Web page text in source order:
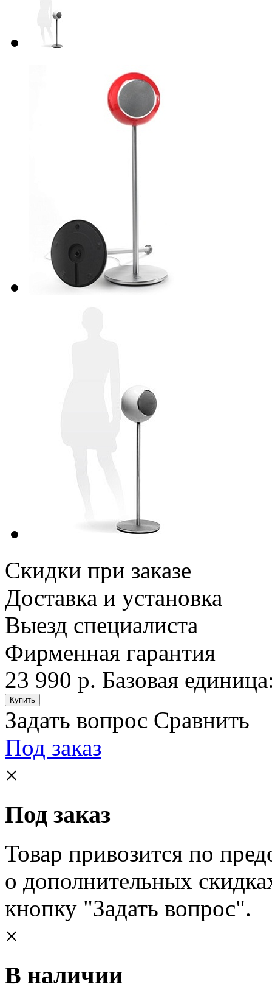
Скидки при заказе
Доставка и установка
Выезд специалиста
Фирменная гарантия
23 990 р. Базовая
Задать вопрос Сравнить
Под заказ
×
Под заказ
Товар привозится по
о дополнительных
кнопку "Задать вопрос".
×
В наличии